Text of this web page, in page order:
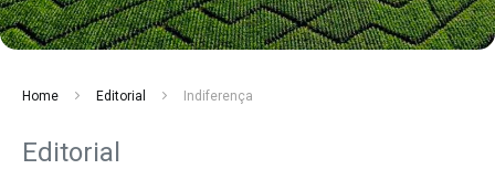
Home Editorial Indiferença
Editorial